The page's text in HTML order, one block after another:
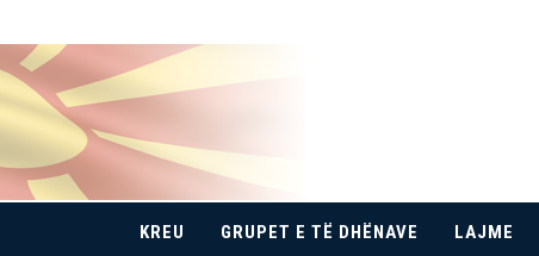
KREU GRUPET E TË DHËNAVE LAJME